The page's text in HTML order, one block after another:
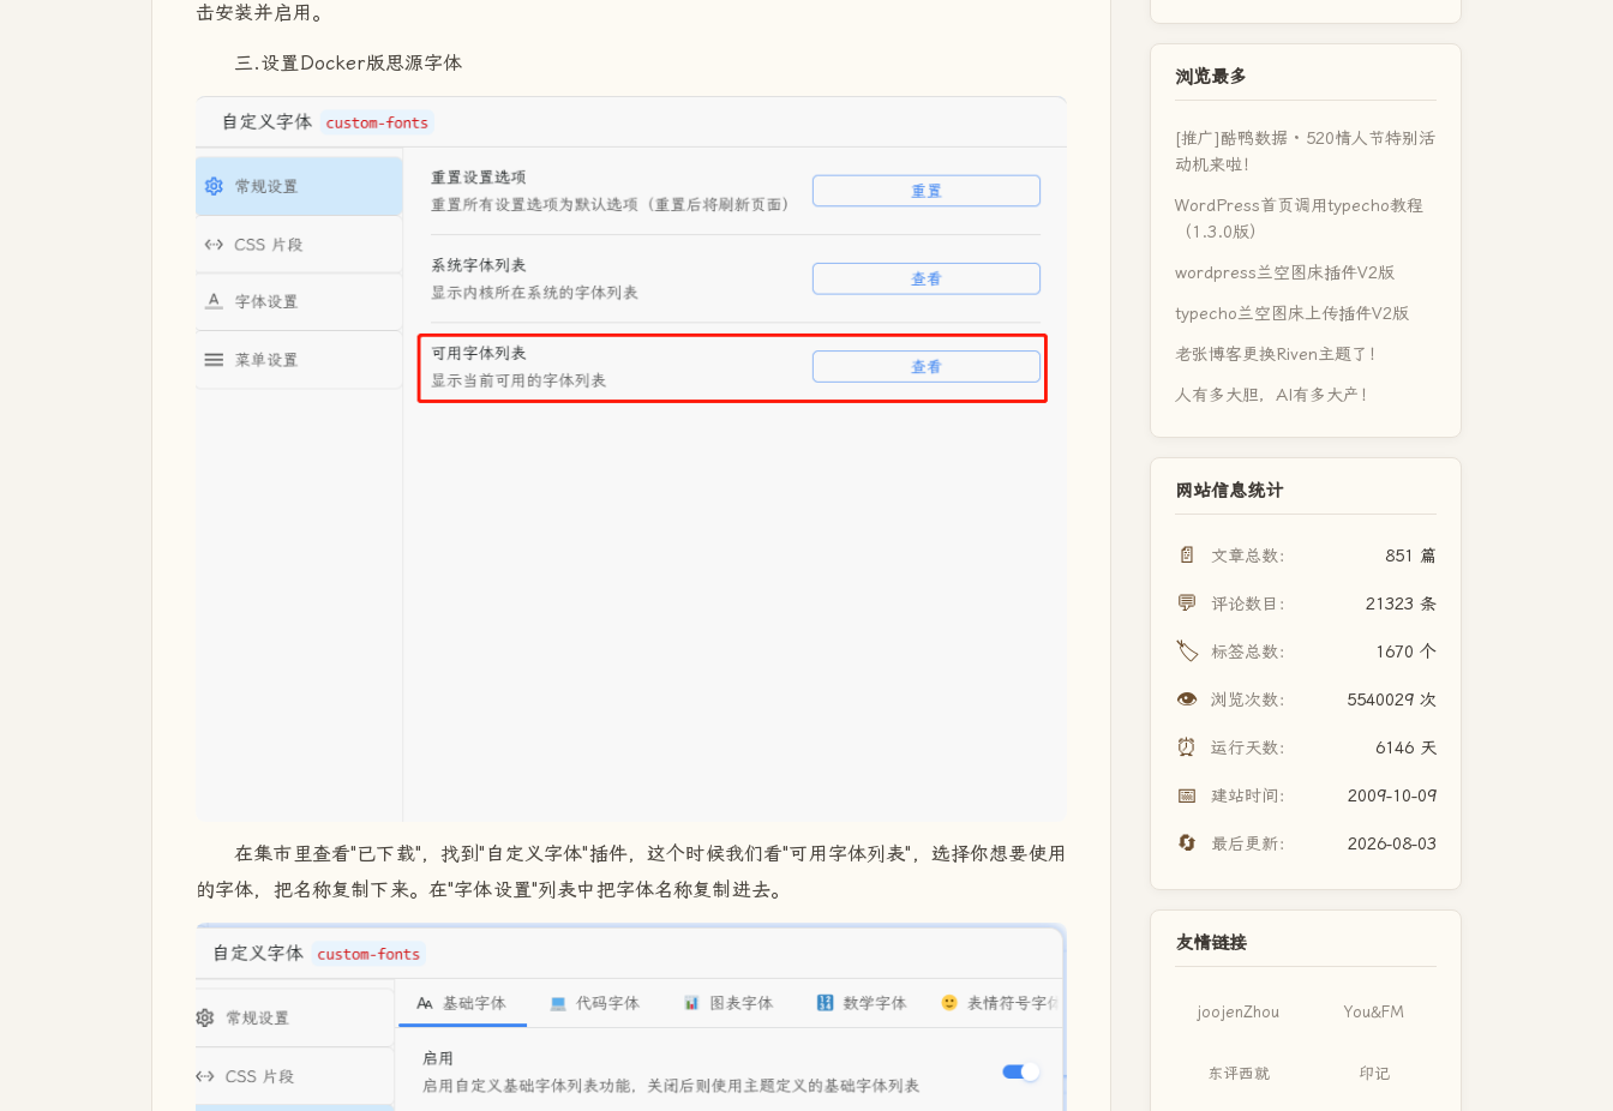
击安装并启用。
三.设置Docker版思源字体
在集市里查看"已下载"，找到"自定义字体"插件，这个时候我们看"可用字体列表"，选择你想要使用
的字体，把名称复制下来。在"字体设置"列表中把字体名称复制进去。
浏览最多
[推广]酷鸭数据 · 520情人节特别活
动机来啦！
WordPress首页调用typecho教程
（1.3.0版）
wordpress兰空图床插件V2版
typecho兰空图床上传插件V2版
老张博客更换Riven主题了！
人有多大胆，AI有多大产！
网站信息统计
📄 文章总数： 851 篇
💬 评论数目： 21323 条
🏷️ 标签总数： 1670 个
👁️ 浏览次数： 5540029 次
⏰ 运行天数： 6146 天
📅 建站时间： 2009-10-09
🔄 最后更新： 2026-08-03
友情链接
joojenZhou You&FM
东评西就 印记